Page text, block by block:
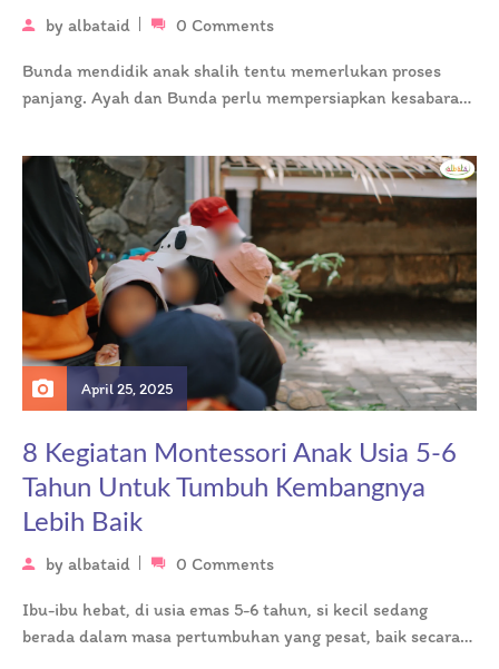
by albataid 0 Comments
Bunda mendidik anak shalih tentu memerlukan proses
panjang. Ayah dan Bunda perlu mempersiapkan kesabaran,
April 25, 2025
8 Kegiatan Montessori Anak Usia 5-6
Tahun Untuk Tumbuh Kembangnya
Lebih Baik
by albataid 0 Comments
Ibu-ibu hebat, di usia emas 5-6 tahun, si kecil sedang
berada dalam masa pertumbuhan yang pesat, baik secara